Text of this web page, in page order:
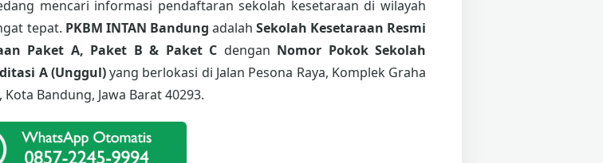
mencari informasi pendaftaran sekolah kesetaraan di wilayah
tepat. PKBM INTAN Bandung adalah Sekolah Kesetaraan Resmi
Paket A, Paket B & Paket C dengan Nomor Pokok Sekolah
A (Unggul)yang berlokasi di Jalan Pesona Raya, Komplek Graha
Bandung, Jawa Barat 40293.